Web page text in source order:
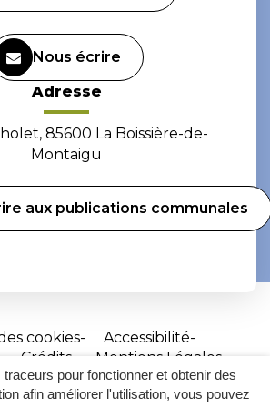
pour fonctionner et obtenir des
afin améliorer l'utilisation, vous pouvez
Nous écrire
Adresse
85600 La Boissière-de-
Montaigu
aux publications communales
cookies
Accessibilité
Crédits
Mentions Légales
Site